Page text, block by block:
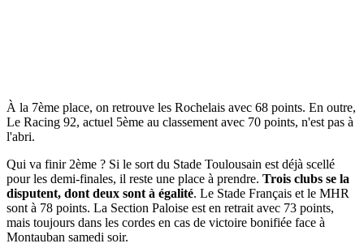
À la 7ème place, on retrouve les Rochelais avec 68 points. En outre,
Le Racing 92, actuel 5ème au classement avec 70 points, n'est pas à
l'abri.
Qui va finir 2ème ? Si le sort du Stade Toulousain est déjà scellé
pour les demi-finales, il reste une place à prendre. Trois clubs se la
disputent, dont deux sont à égalité. Le Stade Français et le MHR
sont à 78 points. La Section Paloise est en retrait avec 73 points,
mais toujours dans les cordes en cas de victoire bonifiée face à
Montauban samedi soir.